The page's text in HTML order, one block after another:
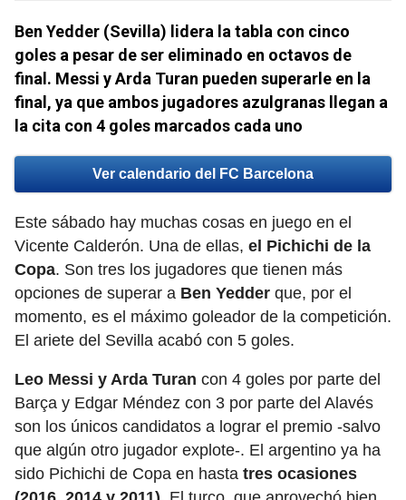
Ben Yedder (Sevilla) lidera la tabla con cinco
goles a pesar de ser eliminado en octavos de
final. Messi y Arda Turan pueden superarle en la
final, ya que ambos jugadores azulgranas llegan a
la cita con 4 goles marcados cada uno
Ver calendario del FC Barcelona
Este sábado hay muchas cosas en juego en el
Vicente Calderón. Una de ellas, el Pichichi de la
Copa. Son tres los jugadores que tienen más
opciones de superar a Ben Yedder que, por el
momento, es el máximo goleador de la competición.
El ariete del Sevilla acabó con 5 goles.
Leo Messi y Arda Turan con 4 goles por parte del
Barça y Edgar Méndez con 3 por parte del Alavés
son los únicos candidatos a lograr el premio -salvo
que algún otro jugador explote-. El argentino ya ha
sido Pichichi de Copa en hasta tres ocasiones